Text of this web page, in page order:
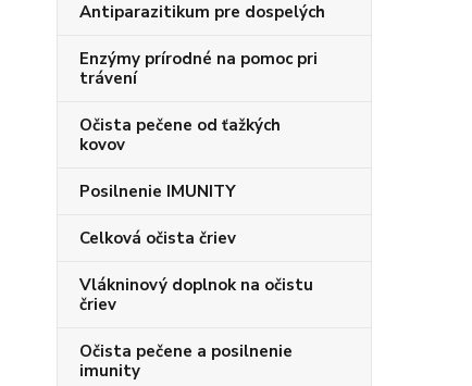
Antiparazitikum pre dospelých
Enzýmy prírodné na pomoc pri
trávení
Očista pečene od ťažkých
kovov
Posilnenie IMUNITY
Celková očista čriev
Vlákninový doplnok na očistu
čriev
Očista pečene a posilnenie
imunity